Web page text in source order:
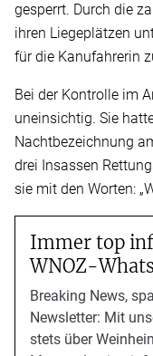
gesperrt. Durch die
ihren Liegeplätzen
für die Kanufahrerin
Bei der Kontrolle im
uneinsichtig. Sie
Nachtbezeichnung
drei Insassen
sie mit den Worten:
Immer top
WNOZ-
Breaking News,
Newsletter: Mit
stets über